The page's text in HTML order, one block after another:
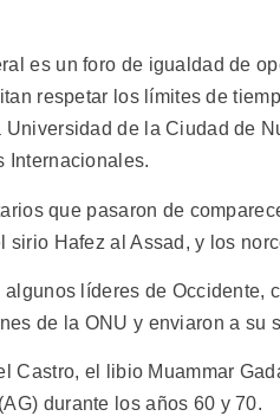
es un foro de igualdad de
respetar los límites de
de la Ciudad de
Internacionales.
que pasaron de
sirio Hafez al Assad, y los
líderes de Occidente,
de la ONU y enviaron a su
Castro, el libio Muammar
durante los años 60 y 70.